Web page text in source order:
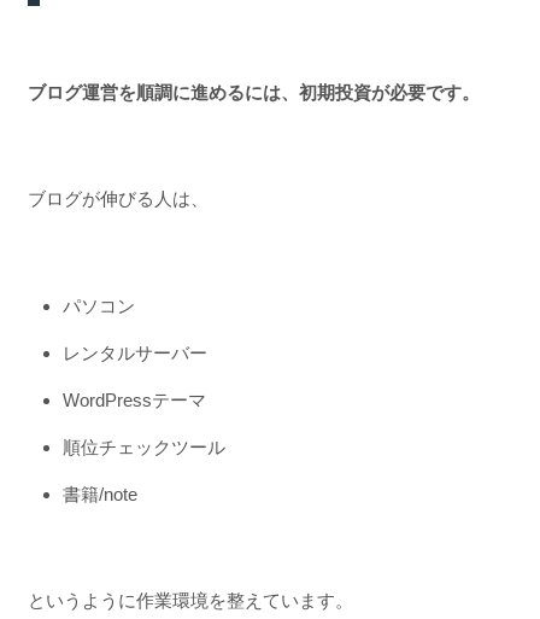
ブログ運営を順調に進めるには、初期投資が必要です。
ブログが伸びる人は、
パソコン
レンタルサーバー
WordPressテーマ
順位チェックツール
書籍/note
というように作業環境を整えています。